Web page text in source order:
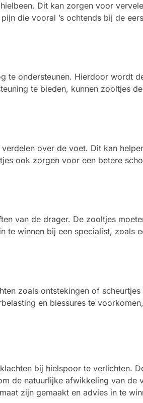
Dit kan zorgen voor
die vooral ’s ochtends bij de
te ondersteunen. Hierdoor wordt
te bieden, kunnen zooltjes
over de voet. Dit kan
ook zorgen voor een betere
van de drager. De zooltjes
te winnen bij een specialist, zoals
zoals ontstekingen of scheurtjes
en blessures te
bij hielspoor te verlichten.
de natuurlijke afwikkeling van de
zijn gemaakt en advies in te